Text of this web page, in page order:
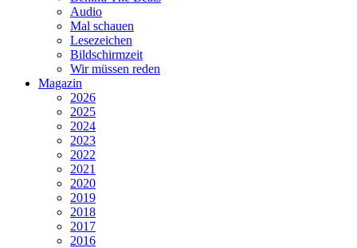
Audio
Mal schauen
Lesezeichen
Bildschirmzeit
Wir müssen reden
Magazin
2026
2025
2024
2023
2022
2021
2020
2019
2018
2017
2016